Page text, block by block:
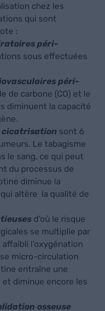
chez les
qui sont
:
péri-
sous effectuées
péri-
de carbone (CO) et le
diminuent la capacité
cicatrisation sont 6
Le tabagisme
le sang, ce qui peut
du processus de
diminue la
altère la qualité de
d’où le risque
se multiplie par
l’oxygénation
micro-circulation
entraîne une
diminue encore les
osseuse